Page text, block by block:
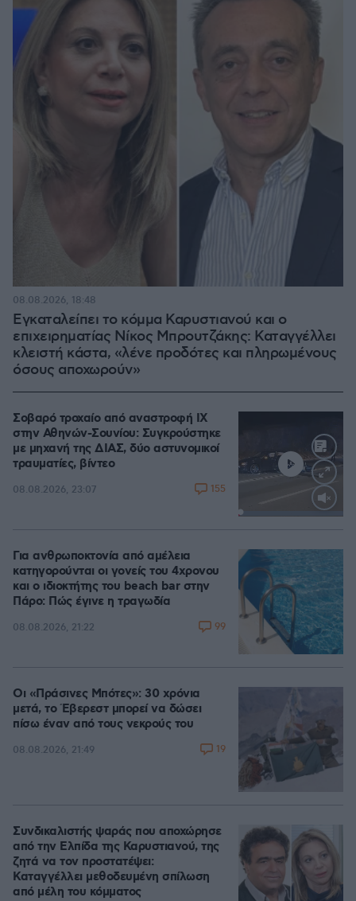
Εγκαταλείπει το κόμμα Καρυστιανού και ο
επιχειρηματίας Νίκος Μπρουτζάκης: Καταγγέλλει
κλειστή κάστα, «λένε προδότες και πληρωμένους
όσους αποχωρούν»
08.08.2026, 18:48
Σοβαρό τροχαίο από αναστροφή ΙΧ
στην Αθηνών-Σουνίου: Συγκρούστηκε
με μηχανή της ΔΙΑΣ, δύο αστυνομικοί
τραυματίες, βίντεο
08.08.2026, 23:07 155
Για ανθρωποκτονία από αμέλεια
κατηγορούνται οι γονείς του 4χρονου
και ο ιδιοκτήτης του beach bar στην
Πάρο: Πώς έγινε η τραγωδία
08.08.2026, 21:22 99
Οι «Πράσινες Μπότες»: 30 χρόνια
μετά, το Έβερεστ μπορεί να δώσει
πίσω έναν από τους νεκρούς του
08.08.2026, 21:49 19
Συνδικαλιστής ψαράς που αποχώρησε
από την Ελπίδα της Καρυστιανού, της
ζητά να τον προστατέψει:
Καταγγέλλει μεθοδευμένη σπίλωση
από μέλη του κόμματος